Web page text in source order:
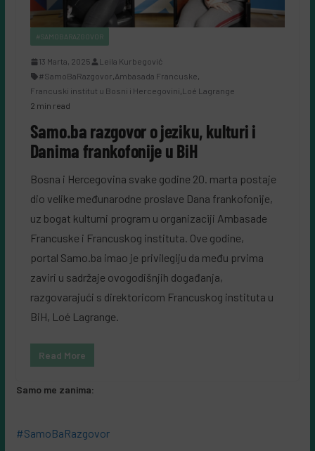
#SAMOBARAZGOVOR
13 Marta, 2025
Leila Kurbegović
#SamoBaRazgovor,Ambasada Francuske,
Francuski institut u Bosni i Hercegovini,Loé Lagrange
2 min read
Samo.ba razgovor o jeziku, kulturi i
Danima frankofonije u BiH
Bosna i Hercegovina svake godine 20. marta postaje
dio velike međunarodne proslave Dana frankofonije,
uz bogat kulturni program u organizaciji Ambasade
Francuske i Francuskog instituta. Ove godine,
portal Samo.ba imao je privilegiju da među prvima
zaviri u sadržaje ovogodišnjih događanja,
razgovarajući s direktoricom Francuskog instituta u
BiH, Loé Lagrange.
Read More
Samo me zanima:
#SamoBaRazgovor